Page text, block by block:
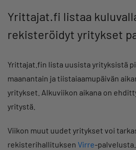
Yrittajat.fi listaa
rekisteröidyt yritykset
Yrittajat.fin lista uusista yrityksistä
maanantain ja tiistaiaamupäivän
yritykset. Alkuviikon aikana on
yritystä.
Viikon muut uudet yritykset voi
rekisterihallituksen Virre-palvelusta.